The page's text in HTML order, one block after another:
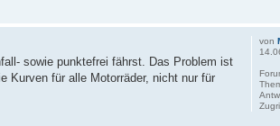
sowie punktefrei fährst. Das Problem ist
Kurven für alle Motorräder, nicht nur für
von